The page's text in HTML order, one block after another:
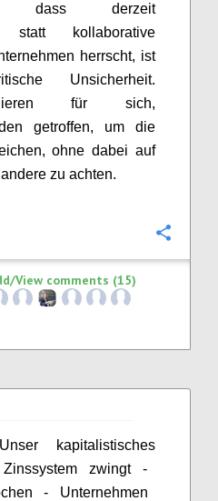
dass derzeit
statt kollaborative
herrscht, ist
Unsicherheit.
für sich,
getroffen, um die
ohne dabei auf
zu achten.
View comments (15)
Unser kapitalistisches
zwingt-
- Unternehmen